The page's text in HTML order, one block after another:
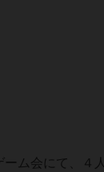
ム会にて、４人